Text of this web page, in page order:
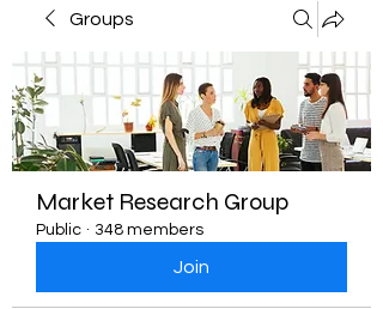
Groups
Market Research Group
Public · 348 members
Join